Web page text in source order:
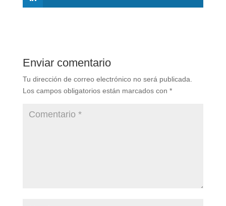
Enviar comentario
Tu dirección de correo electrónico no será publicada.
Los campos obligatorios están marcados con *